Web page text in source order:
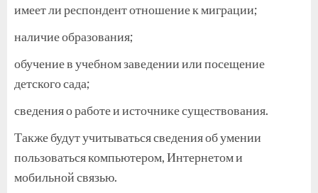
имеет ли респондент отношение к миграции;
наличие образования;
обучение в учебном заведении или посещение
детского сада;
сведения о работе и источнике существования.
Также будут учитываться сведения об умении
пользоваться компьютером, Интернетом и
мобильной связью.